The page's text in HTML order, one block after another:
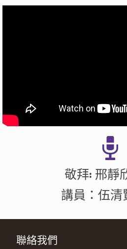
敬拜: 邢靜
講員：伍清
聯絡我們